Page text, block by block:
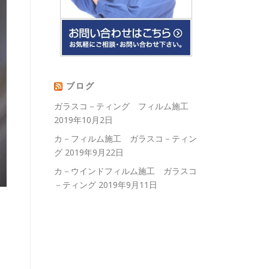
ブログ
ガラスコ－ティング フィルム施工
2019年10月2日
カ－フィルム施工 ガラスコ－ティン
グ 2019年9月22日
カ－ウインドフィルム施工 ガラスコ
－ティング 2019年9月11日